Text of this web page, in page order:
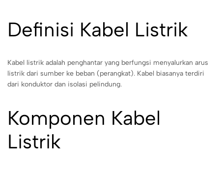
Definisi Kabel Listrik
Kabel listrik adalah penghantar yang berfungsi menyalurkan arus
listrik dari sumber ke beban (perangkat). Kabel biasanya terdiri
dari konduktor dan isolasi pelindung.
Komponen Kabel
Listrik